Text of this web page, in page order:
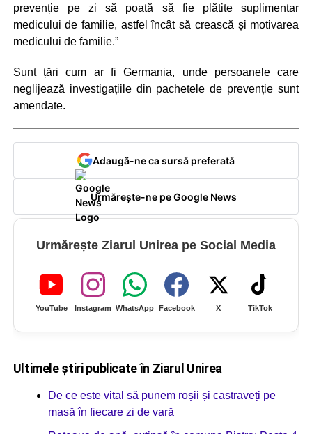
prevenție pe zi să poată să fie plătite suplimentar
medicului de familie, astfel încât să crească și motivarea
medicului de familie.”
Sunt țări cum ar fi Germania, unde persoanele care
neglijează investigațiile din pachetele de prevenție sunt
amendate.
Adaugă-ne ca sursă preferată
Urmărește-ne pe Google News
Urmărește Ziarul Unirea pe Social Media
YouTube Instagram WhatsApp Facebook X TikTok
Ultimele știri publicate în Ziarul Unirea
De ce este vital să punem roșii și castraveți pe
masă în fiecare zi de vară